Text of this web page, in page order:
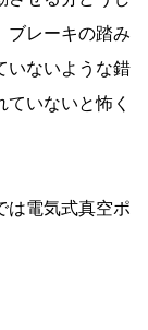
ブレーキの踏み
いないような錯
いないと怖く
は電気式真空ポ